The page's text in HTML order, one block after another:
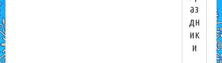
аз
дн
ик
и